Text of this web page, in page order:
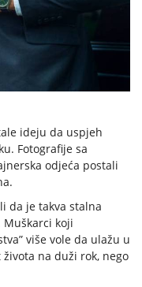
ideju da uspjeh
Fotografije sa
odjeća postali
da je takva stalna
koji
više vole da ulažu u
na duži rok, nego